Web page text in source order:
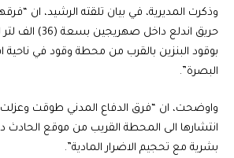
وذكرت المديرية، في بيان تلقته الرشيد، ان
حريق اندلع داخل
بوقود البنزين بالقرب من محطة وقود في
البصرة”.
واوضحت، ان “فرق الدفاع المدني طوقت وعزلت
انتشارها الى المحطة القريب من موقع
بشرية مع تحجيم الاضرار المادية”.